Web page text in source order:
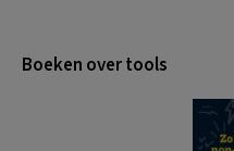
Boeken over tools